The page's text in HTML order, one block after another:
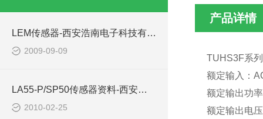
LEM传感器-西安浩南电子科技有限公司
2009-09-09
LA55-P/SP50传感器资料-西安浩南电子科技
2010-02-25
产品详情
TUHS3F系列
额定输入：
额定输出功
额定输出电